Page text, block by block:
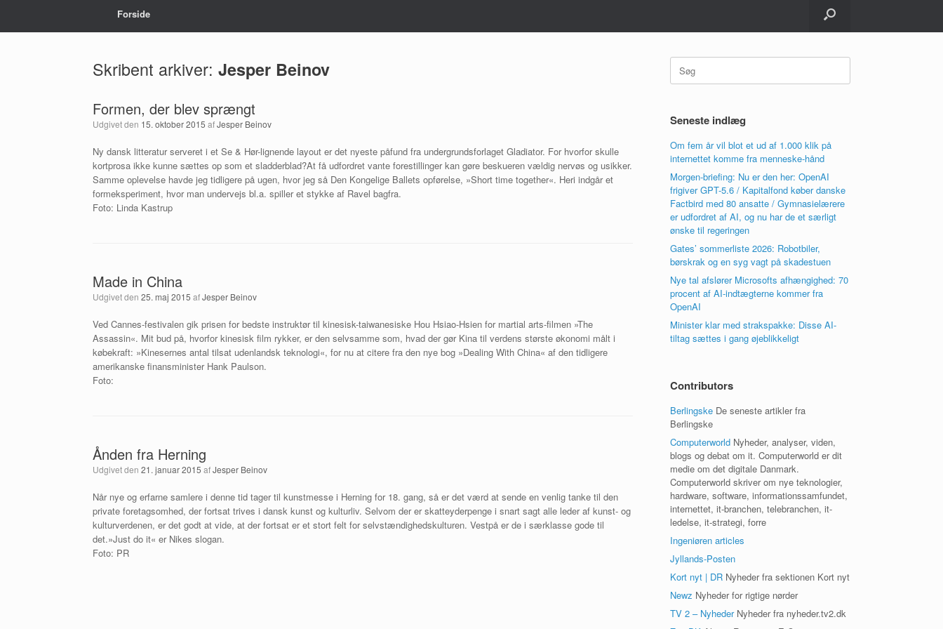
Forside
Skribent arkiver: Jesper Beinov
Formen, der blev sprængt
Udgivet den 15. oktober 2015 afJesper Beinov
Ny dansk litteratur serveret i et Se & Hør-lignende layout er det nyeste påfund fra undergrundsforlaget Gladiator. For hvorfor skulle
kortprosa ikke kunne sættes op som et sladderblad?At få udfordret vante forestillinger kan gøre beskueren vældig nervøs og usikker.
Samme oplevelse havde jeg tidligere på ugen, hvor jeg så Den Kongelige Ballets opførelse, »Short time together«. Heri indgår et
formeksperiment, hvor man undervejs bl.a. spiller et stykke af Ravel bagfra.
Foto: Linda Kastrup
Made in China
Udgivet den 25. maj 2015 afJesper Beinov
Ved Cannes-festivalen gik prisen for bedste instruktør til kinesisk-taiwanesiske Hou Hsiao-Hsien for martial arts-filmen »The
Assassin«. Mit bud på, hvorfor kinesisk film rykker, er den selvsamme som, hvad der gør Kina til verdens største økonomi målt i
købekraft: »Kinesernes antal tilsat udenlandsk teknologi«, for nu at citere fra den nye bog »Dealing With China« af den tidligere
amerikanske finansminister Hank Paulson.
Foto:
Ånden fra Herning
Udgivet den 21. januar 2015 afJesper Beinov
Når nye og erfarne samlere i denne tid tager til kunstmesse i Herning for 18. gang, så er det værd at sende en venlig tanke til den
private foretagsomhed, der fortsat trives i dansk kunst og kulturliv. Selvom der er skatteyderpenge i snart sagt alle leder af kunst- og
kulturverdenen, er det godt at vide, at der fortsat er et stort felt for selvstændighedskulturen. Vestpå er de i særklasse gode til
det.»Just do it« er Nikes slogan.
Foto: PR
Søg
efter:
Seneste indlæg
Om fem år vil blot et ud af 1.000 klik på
internettet komme fra menneske-hånd
Morgen-briefing: Nu er den her: OpenAI
frigiver GPT-5.6 / Kapitalfond køber danske
Factbird med 80 ansatte / Gymnasielærere
er udfordret af AI, og nu har de et særligt
ønske til regeringen
Gates’ sommerliste 2026: Robotbiler,
børskrak og en syg vagt på skadestuen
Nye tal afslører Microsofts afhængighed: 70
procent af AI-indtægterne kommer fra
OpenAI
Minister klar med strakspakke: Disse AI-
tiltag sættes i gang øjeblikkeligt
Contributors
Berlingske De seneste artikler fra
Berlingske
Computerworld Nyheder, analyser, viden,
blogs og debat om it. Computerworld er dit
medie om det digitale Danmark.
Computerworld skriver om nye teknologier,
hardware, software, informationssamfundet,
internettet, it-branchen, telebranchen, it-
ledelse, it-strategi, forre
Ingeniøren articles
Jyllands-Posten
Kort nyt | DR Nyheder fra sektionen Kort nyt
Newz Nyheder for rigtige nørder
TV 2 – NyhederNyheder fra nyheder.tv2.dk